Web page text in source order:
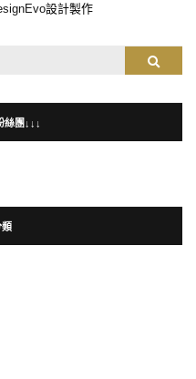
設計製作
絲團↓↓↓
類